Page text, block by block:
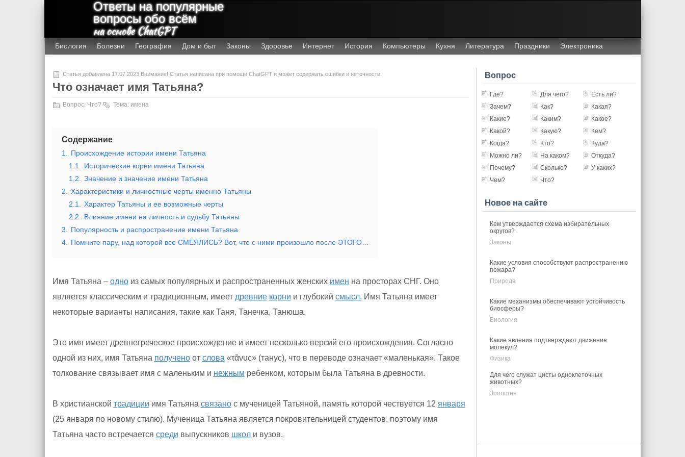
Ответы на популярные
вопросы обо всём
на основе ChatGPT
Биология Болезни География Дом и быт Законы Здоровье Интернет История Компьютеры Кухня Литература Праздники Электроника
Статья добавлена 17.07.2023 Внимание! Статья написана при помощи ChatGPT и может содержать ошибки и неточности.
Что означает имя Татьяна?
Вопрос: Что? Тема: имена
Содержание
1.
Происхождение истории имени Татьяна
1.1.
Исторические корни имени Татьяна
1.2.
Значение и значение имени Татьяна
2.
Характеристики и личностные черты именно Татьяны
2.1.
Характер Татьяны и ее возможные черты
2.2.
Влияние имени на личность и судьбу Татьяны
3.
Популярность и распространение имени Татьяна
4.
Помните пару, над которой все СМЕЯЛИСЬ? Вот, что с ними произошло после ЭТОГО…
Имя Татьяна – одноиз самых популярных и распространенных женских имен на просторах СНГ. Оно
является классическим и традиционным, имеет древние корни и глубокий смысл. Имя Татьяна имеет
некоторые варианты написания, такие как Таня, Танечка, Танюша.
Это имя имеет древнегреческое происхождение и имеет несколько версий его происхождения. Согласно
одной из них, имя Татьяна полученоот слова «τᾶνυς» (танус), что в переводе означает «маленькая». Такое
толкование связывает имя с маленьким и нежным ребенком, которым была Татьяна в древности.
В христианской традиции имя Татьяна связанос мученицей Татьяной, память которой чествуется 12 января
(25 января по новому стилю). Мученица Татьяна является покровительницей студентов, поэтому имя
Татьяна часто встречается среди выпускников школи вузов.
Вопрос
Где? Для чего?
Есть ли?
Зачем?
Как?
Какая?
Какие?
Каким?
Какое?
Какой?
Какую?
Кем?
Когда?
Кто?
Куда?
Можно ли?
На каком?
Откуда?
Почему?
Сколько?
У каких?
Чем?
Что?
Новое на сайте
Кем утверждается схема избирательных
округов?
Законы
Какие условия способствуют распространению
пожара?
Природа
Какие механизмы обеспечивают устойчивость
биосферы?
Биология
Какие явления подтверждают движение
молекул?
Физика
Для чего служат цисты одноклеточных
животных?
Зоология